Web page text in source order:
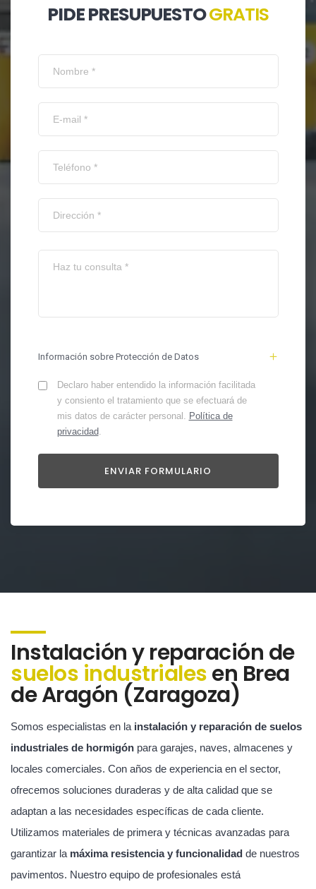
PIDE PRESUPUESTOGRATIS
Información sobre Protección de Datos
Declaro haber entendido la información facilitada
y consiento el tratamiento que se efectuará de
mis datos de carácter personal. Política de
privacidad.
Instalación y reparación de
suelos industrialesen Brea
de Aragón (Zaragoza)
Somos especialistas en la instalación y reparación de suelos
industriales de hormigón para garajes, naves, almacenes y
locales comerciales. Con años de experiencia en el sector,
ofrecemos soluciones duraderas y de alta calidad que se
adaptan a las necesidades específicas de cada cliente.
Utilizamos materiales de primera y técnicas avanzadas para
garantizar la máxima resistencia y funcionalidad de nuestros
pavimentos. Nuestro equipo de profesionales está